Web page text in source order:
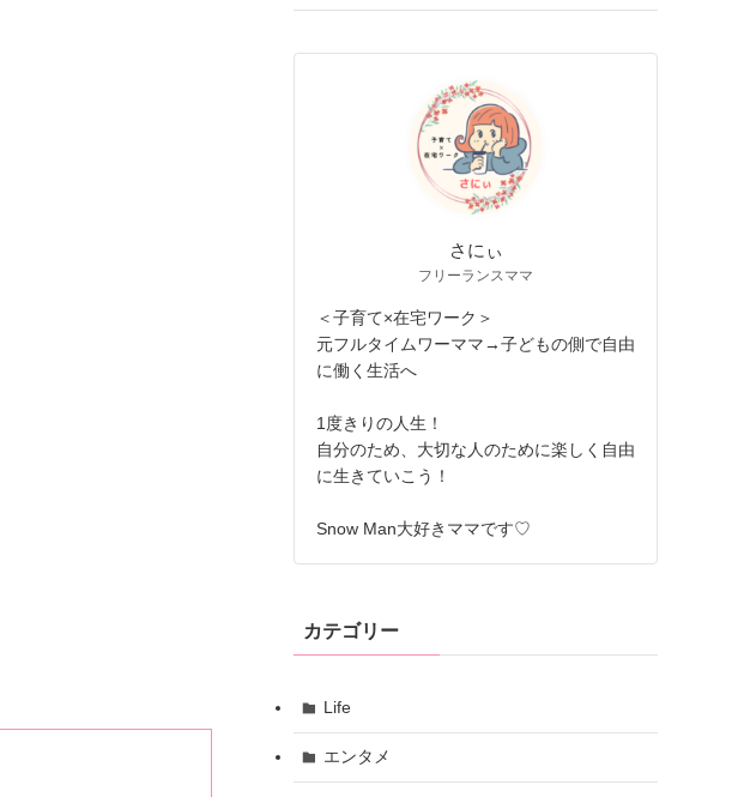
さにぃ
フリーランスママ
＜子育て×在宅ワーク＞
元フルタイムワーママ→子どもの側で自由
に働く生活へ
1度きりの人生！
自分のため、大切な人のために楽しく自由
に生きていこう！
Snow Man大好きママです♡
カテゴリー
Life
エンタメ